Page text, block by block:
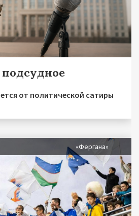
от политической сатиры
«Фергана»